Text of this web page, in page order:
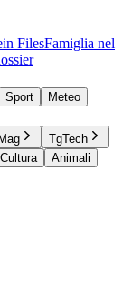
FilesFamiglia nel
Sport
Meteo
TgTech
Cultura
Animali